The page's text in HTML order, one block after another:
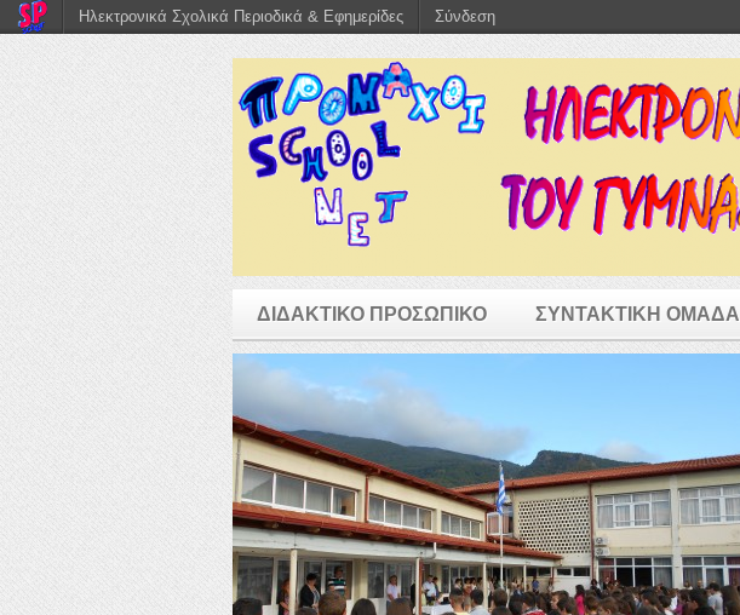
ΔΙΔΑΚΤΙΚΟ ΠΡΟΣΩΠΙΚΟ ΣΥΝΤΑΚΤΙΚΗ ΟΜΑΔΑ
Ηλεκτρονικά Σχολικά Περιοδικά & Εφημερίδες Σύνδεση